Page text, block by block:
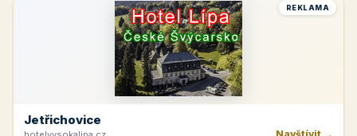
REKLAMA
Jetřichovice